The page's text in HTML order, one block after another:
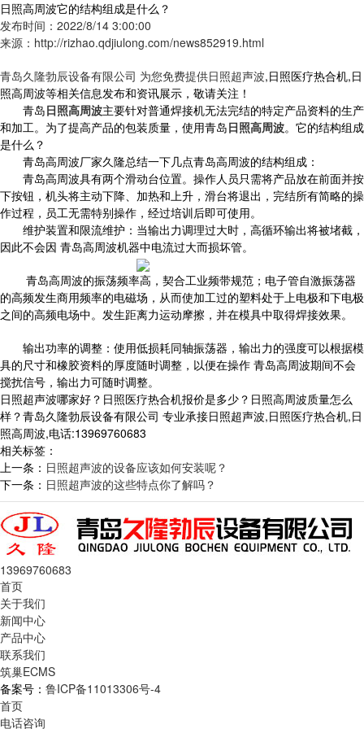
日照高周波它的结构组成是什么？
发布时间：2022/8/14 3:00:00
来源：http://rizhao.qdjiulong.com/news852919.html
青岛久隆勃辰设备有限公司 为您免费提供日照超声波,日照医疗热合机,日
照高周波等相关信息发布和资讯展示，敬请关注！
青岛日照高周波主要针对普通焊接机无法完结的特定产品资料的生产
和加工。为了提高产品的包装质量，使用青岛日照高周波。它的结构组成
是什么？
青岛高周波厂家久隆总结一下几点青岛高周波的结构组成：
青岛高周波具有两个滑动台位置。操作人员只需将产品放在前面并按
下按钮，机头将主动下降、加热和上升，滑台将退出，完结所有简略的操
作过程，员工无需特别操作，经过培训后即可使用。
维护装置和限流维护：当输出力调理过大时，高循环输出将被堵截，
因此不会因 青岛高周波机器中电流过大而损坏管。
青岛高周波的振荡频率高，契合工业频带规范；电子管自激振荡器
的高频发生商用频率的电磁场，从而使加工过的塑料处于上电极和下电极
之间的高频电场中。发生距离力运动摩擦，并在模具中取得焊接效果。
输出功率的调整：使用低损耗同轴振荡器，输出力的强度可以根据模
具的尺寸和橡胶资料的厚度随时调整，以便在操作 青岛高周波期间不会
搅扰信号，输出力可随时调整。
日照超声波哪家好？日照医疗热合机报价是多少？日照高周波质量怎么
样？青岛久隆勃辰设备有限公司 专业承接日照超声波,日照医疗热合机,日
照高周波,电话:13969760683
相关标签：
上一条： 日照超声波的设备应该如何安装呢？
下一条： 日照超声波的这些特点你了解吗？
13969760683
首页
关于我们
新闻中心
产品中心
联系我们
筑巢ECMS
备案号： 鲁ICP备11013306号-4
首页
电话咨询